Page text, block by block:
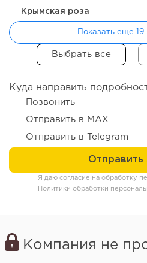
От стартапа за 30 тысяч
миллиарды:...
российский...
Крымская роза
Показать еще 19
Куда направить
Позвонить
Отправить в MAX
Отправить в Telegram
Я даю согласие на обработку
Политики обработки
Компания не